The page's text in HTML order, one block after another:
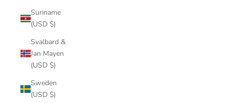
Suriname
(USD $)
Svalbard &
Jan Mayen
(USD $)
Sweden
(USD $)